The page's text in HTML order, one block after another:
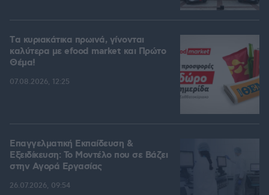
Tα κυριακάτικα πρωινά, γίνονται
καλύτερα με efood market και Πρώτο
Θέμα!
07.08.2026, 12:25
Επαγγελματική Εκπαίδευση &
Εξειδίκευση: Το Mοντέλο που σε Bάζει
στην Aγορά Eργασίας
26.07.2026, 09:54